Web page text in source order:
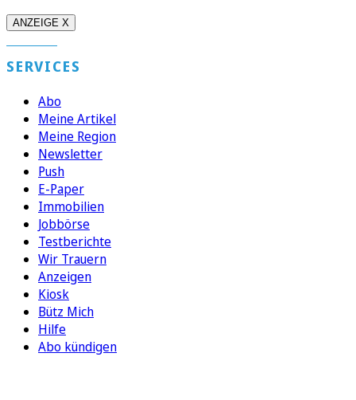
ANZEIGE X
SERVICES
Abo
Meine Artikel
Meine Region
Newsletter
Push
E-Paper
Immobilien
Jobbörse
Testberichte
Wir Trauern
Anzeigen
Kiosk
Bütz Mich
Hilfe
Abo kündigen